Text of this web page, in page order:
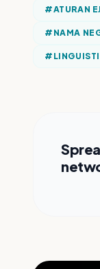
#ATURAN
# NAMA
#